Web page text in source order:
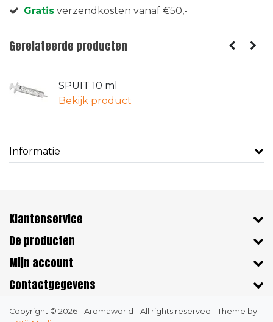
Gratis verzendkosten vanaf €50,-
Gerelateerde producten
SPUIT 10 ml
Bekijk product
Informatie
Klantenservice
De producten
Mijn account
Contactgegevens
Copyright © 2026 - Aromaworld - All rights reserved - Theme by